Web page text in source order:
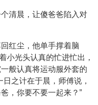
清晨，让傻爸爸陷入对
红尘，他单手撑着脑
小光头认真的忙进忙出，
般认真将运动服外套的
之计在于晨，师傅说，
，你要不要一起来？”